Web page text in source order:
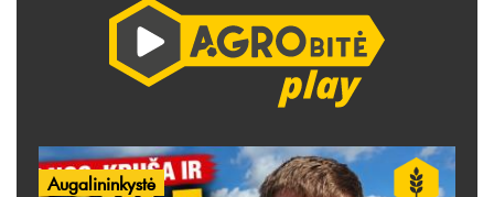
Augalininkystė